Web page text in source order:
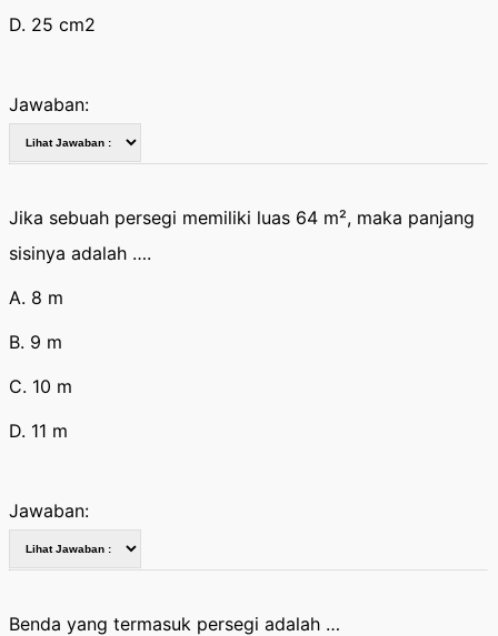
D. 25 cm2
Jawaban:
Jika sebuah persegi memiliki luas 64 m², maka panjang
sisinya adalah ….
A. 8 m
B. 9 m
C. 10 m
D. 11 m
Jawaban:
Benda yang termasuk persegi adalah …